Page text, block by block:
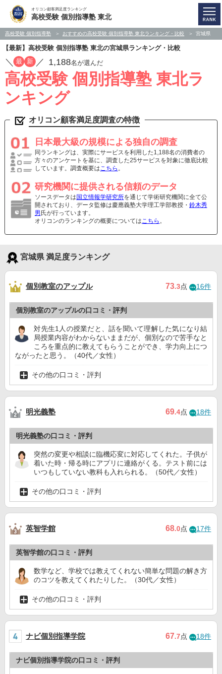
オリコン顧客満足度ランキング
高校受験 個別指導塾 東北
高校受験 個別指導塾 おすすめの高校受験 個別指導塾 東北ランキング・比較 宮城県
【最新】高校受験 個別指導塾 東北の宮城県ランキング・比較
／ 最 新 ／ 1,188名が選んだ
高校受験 個別指導塾 東北ラ
ンキング
オリコン顧客満足度調査の特徴
日本最大級の規模による独自の調査
同ランキングは、実際にサービスを利用した1,188名の消費者の
方々のアンケートを基に、調査した25サービスを対象に徹底比較
しています。調査概要はこちら 。
研究機関に提供される信頼のデータ
ソースデータは 国立情報学研究所を通じて学術研究機関に全て公
開されており、データ監修は慶應義塾大学理工学部教授・ 鈴木秀
男 氏が行っています。
オリコンのランキングの概要についてはこちら 。
宮城県 満足度ランキング
個別教室のアップル 73.3点 16件
個別教室のアップルの口コミ・評判
対先生1人の授業だと、話を聞いて理解した気になり結
局授業内容がわからないままだが、個別なので苦手なと
ころを重点的に教えてもらうことができ、学力向上につ
ながったと思う。（40代／女性）
その他の口コミ・評判
明光義塾 69.4点 18件
明光義塾の口コミ・評判
突然の変更や相談に臨機応変に対応してくれた。子供が
着いた時・帰る時にアプリに連絡がくる。テスト前には
いつもしていない教科も入れられる。（50代／女性）
その他の口コミ・評判
英智学館 68.0点 17件
英智学館の口コミ・評判
数学など、学校では教えてくれない簡単な問題の解き方
のコツを教えてくれたりした。（30代／女性）
その他の口コミ・評判
ナビ個別指導学院 67.7点 18件
ナビ個別指導学院の口コミ・評判